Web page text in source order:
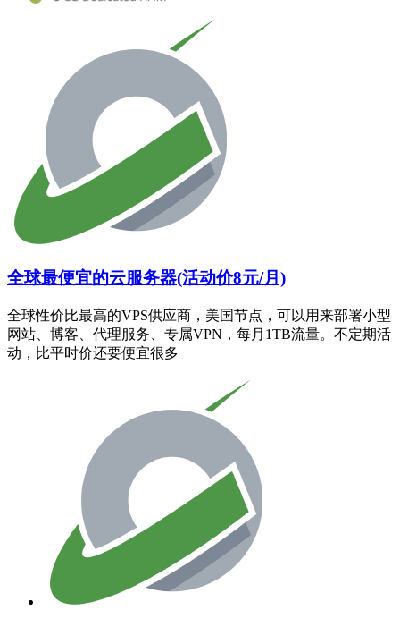
全球最便宜的云服务器(活动价8元/月)
全球性价比最高的VPS供应商，美国节点，可以用来部署小型
网站、博客、代理服务、专属VPN，每月1TB流量。不定期活
动，比平时价还要便宜很多